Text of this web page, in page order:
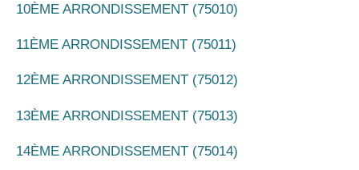
10ÈME ARRONDISSEMENT (75010)
11ÈME ARRONDISSEMENT (75011)
12ÈME ARRONDISSEMENT (75012)
13ÈME ARRONDISSEMENT (75013)
14ÈME ARRONDISSEMENT (75014)